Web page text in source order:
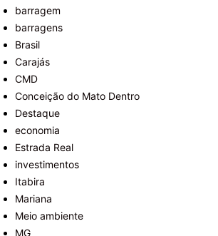
barragem
barragens
Brasil
Carajás
CMD
Conceição do Mato Dentro
Destaque
economia
Estrada Real
investimentos
Itabira
Mariana
Meio ambiente
MG